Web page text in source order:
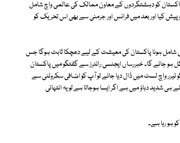
کو دہشتگردوں کے معاون ممالک کی عالمی واچ شامل
کیا اور بعد میں فرانس اور جرمنی سے بھی اس تحریک کو
شامل ہونا پاکستان کی معیشت کے لیے دھچکا ثابت ہوگا جس
جائے گا۔ خبررساں ایجنسی رائٹرز سے گفتگو میں پاکستان
واچ لسٹ میں ڈال دیا جائے تو آپ کو اضافی سکروٹنی سے
شدید دباؤ میں ہے اگر ایسا ہوجاتا ہے تو یہ انتہائی
ہو رہا ہے۔